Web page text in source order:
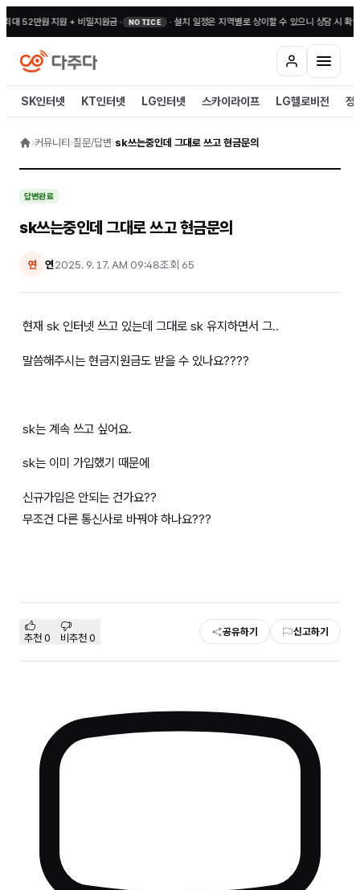
대 52만원 지원 + 비밀지원금• NOTICE · 설치 일정은 지역별로 상이할 수 있으니 상담 시 확인
SK인터넷 KT인터넷 LG인터넷 스카이라이프 LG헬로비전 정
›커뮤니티 ›질문/답변›sk쓰는중인데 그대로 쓰고 현금문의
답변완료
sk쓰는중인데 그대로 쓰고 현금문의
연 연2025. 9. 17. AM 09:48조회 65
현재 sk 인터넷 쓰고 있는데 그대로 sk 유지하면서 그..
말씀해주시는 현금지원금도 받을 수 있나요????
sk는 계속 쓰고 싶어요.
sk는 이미 가입했기 때문에
신규가입은 안되는 건가요??
무조건 다른 통신사로 바꿔야 하나요???
추천 0 비추천 0 공유하기 신고하기